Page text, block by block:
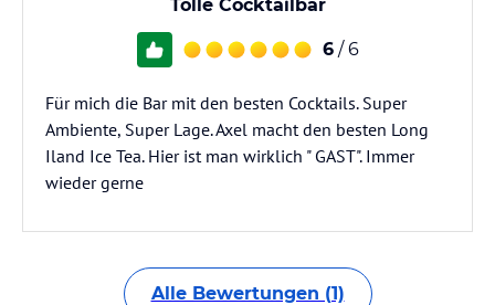
Tolle Cocktailbar
6 / 6
Für mich die Bar mit den besten Cocktails. Super
Ambiente, Super Lage. Axel macht den besten Long
Iland Ice Tea. Hier ist man wirklich " GAST". Immer
wieder gerne
Alle Bewertungen (1)